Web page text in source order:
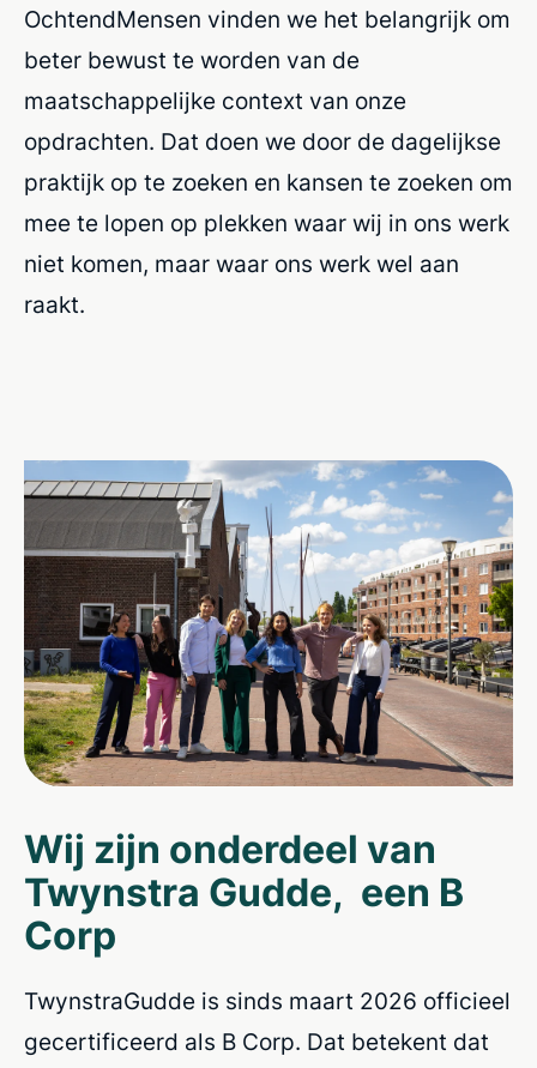
OchtendMensen vinden we het belangrijk om
beter bewust te worden van de
maatschappelijke context van onze
opdrachten. Dat doen we door de dagelijkse
praktijk op te zoeken en kansen te zoeken om
mee te lopen op plekken waar wij in ons werk
niet komen, maar waar ons werk wel aan
raakt.
Wij zijn onderdeel van
Twynstra Gudde, een B
Corp
TwynstraGudde is sinds maart 2026 officieel
gecertificeerd als B Corp. Dat betekent dat